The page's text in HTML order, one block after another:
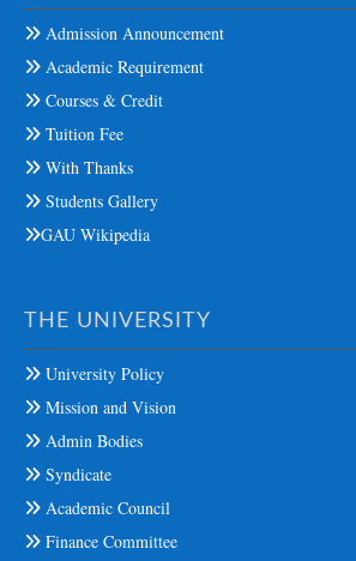
Admission Announcement
Academic Requirement
Courses & Credit
Tuition Fee
With Thanks
Students Gallery
GAU Wikipedia
THE UNIVERSITY
University Policy
Mission and Vision
Admin Bodies
Syndicate
Academic Council
Finance Committee